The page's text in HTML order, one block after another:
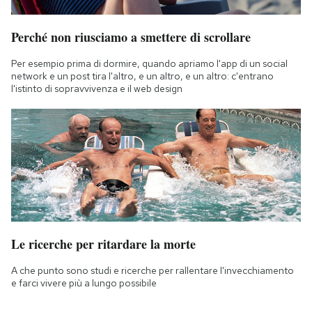
Perché non riusciamo a smettere di scrollare
Per esempio prima di dormire, quando apriamo l'app di un social
network e un post tira l'altro, e un altro, e un altro: c'entrano
l'istinto di sopravvivenza e il web design
Le ricerche per ritardare la morte
A che punto sono studi e ricerche per rallentare l'invecchiamento
e farci vivere più a lungo possibile